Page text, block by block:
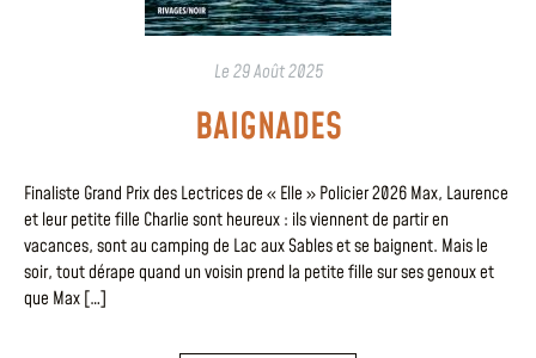
Le29 Août 2025
BAIGNADES
Finaliste Grand Prix des Lectrices de « Elle » Policier 2026 Max, Laurence
et leur petite fille Charlie sont heureux : ils viennent de partir en
vacances, sont au camping de Lac aux Sables et se baignent. Mais le
soir, tout dérape quand un voisin prend la petite fille sur ses genoux et
que Max […]